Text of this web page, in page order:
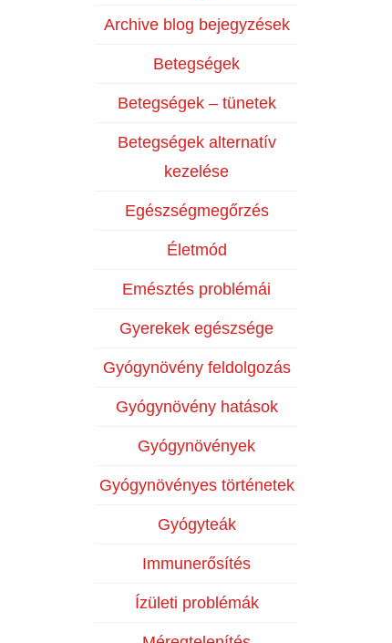
Archive blog bejegyzések
Betegségek
Betegségek – tünetek
Betegségek alternatív
kezelése
Egészségmegőrzés
Életmód
Emésztés problémái
Gyerekek egészsége
Gyógynövény feldolgozás
Gyógynövény hatások
Gyógynövények
Gyógynövényes történetek
Gyógyteák
Immunerősítés
Ízületi problémák